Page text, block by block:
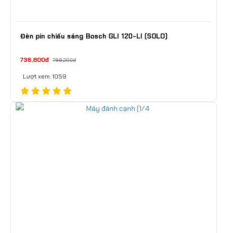
Đèn pin chiếu sáng Bosch GLI 120-LI (SOLO)
736,800đ 798,200đ
Lượt xem: 1059